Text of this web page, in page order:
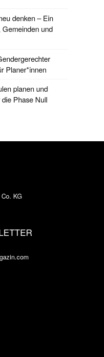
denken – Ein
und
Planer*innen
planen und
Phase Null
KG